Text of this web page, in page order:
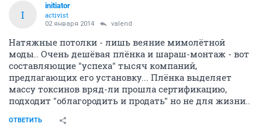
I
initiator
activist
02 января 2014 valend
Натяжные потолки - лишь веяние мимолётной
моды.. Очень дешёвая плёнка и шараш-монтаж - вот
составляющие "успеха" тысяч компаний,
предлагающих его установку... Плёнка выделяет
массу токсинов вряд-ли прошла сертификацию,
подходит "облагородить и продать" но не для жизни..
ОТВЕТИТЬ